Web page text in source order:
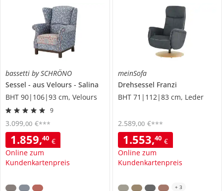
bassetti by SCHRÖNO
Sessel
aus Velours
Salina
BHT 90|106|93 cm, Velours
9
1.859,40 €
Online zum
Kundenkartenpreis
3.099,00 €***
meinSofa
Drehsessel Franzi
BHT 71|112|83 cm, Leder
1.553,40 €
Online zum
Kundenkartenpreis
2.589,00 €***
+ 3